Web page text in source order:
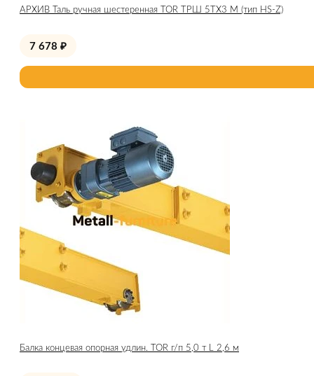
АРХИВ Таль ручная шестеренная TOR ТРШ 5ТХ3 М (тип HS-Z)
7 678 ₽
Балка концевая опорная удлин. TOR г/п 5,0 т L 2,6 м